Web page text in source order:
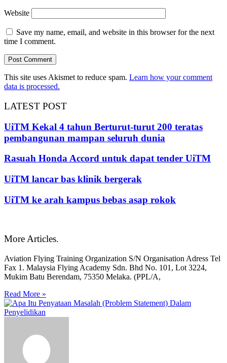
Website
Save my name, email, and website in this browser for the next
time I comment.
This site uses Akismet to reduce spam. Learn how your comment
data is processed.
LATEST POST
UiTM Kekal 4 tahun Berturut-turut 200 teratas
pembangunan mampan seluruh dunia
Rasuah Honda Accord untuk dapat tender UiTM
UiTM lancar bas klinik bergerak
UiTM ke arah kampus bebas asap rokok
More Articles.
Aviation Flying Training Organization S/N Organisation Adress Tel
Fax 1. Malaysia Flying Academy Sdn. Bhd No. 101, Lot 3224,
Mukim Batu Berendam, 75350 Melaka. (PPL/A,
Read More »